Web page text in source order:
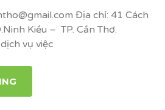
Địa chỉ: 41 Cách
Kiều – TP. Cần Thơ.
vụ việc